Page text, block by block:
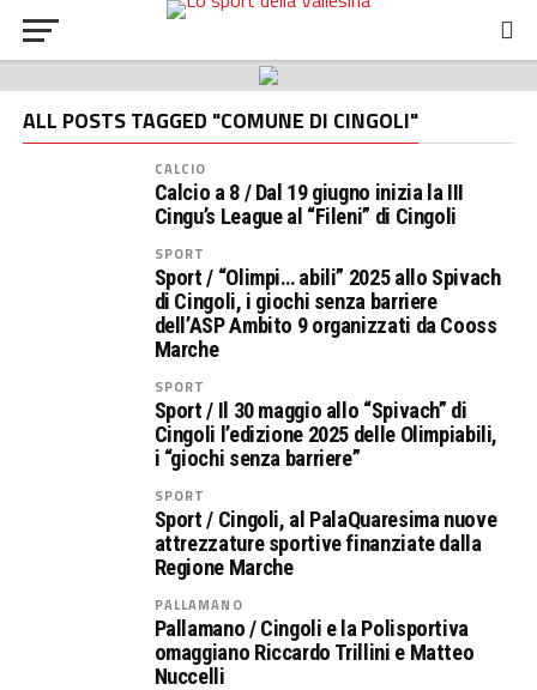
ALL POSTS TAGGED "COMUNE DI CINGOLI"
CALCIO
Calcio a 8 / Dal 19 giugno inizia la III
Cingu’s League al “Fileni” di Cingoli
SPORT
Sport / “Olimpi… abili” 2025 allo Spivach
di Cingoli, i giochi senza barriere
dell’ASP Ambito 9 organizzati da Cooss
Marche
SPORT
Sport / Il 30 maggio allo “Spivach” di
Cingoli l’edizione 2025 delle Olimpiabili,
i “giochi senza barriere”
SPORT
Sport / Cingoli, al PalaQuaresima nuove
attrezzature sportive finanziate dalla
Regione Marche
PALLAMANO
Pallamano / Cingoli e la Polisportiva
omaggiano Riccardo Trillini e Matteo
Nuccelli